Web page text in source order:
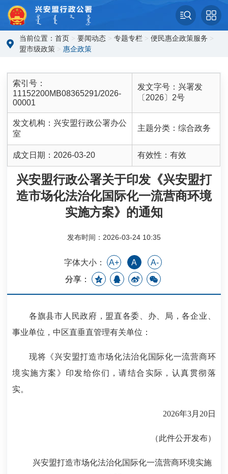
当前位置：首页 >要闻动态 >专题专栏 >便民惠企政策服务 >
盟市级政策 >惠企政策
索引号：
11152200MB08365291/2026-
00001
发文字号： 兴署发
〔2026〕2号
发文机构： 兴安盟行政公署办公
室
主题分类：综合政务
成文日期： 2026-03-20 有效性：有效
兴安盟行政公署关于印发《兴安盟打
造市场化法治化国际化一流营商环境
实施方案》的通知
发布时间：2026-03-24 10:35
字体大小： A+ A A-
分享：
各旗县市人民政府，盟直各委、办、局，各企业、
事业单位，中区直垂直管理有关单位：
现将《兴安盟打造市场化法治化国际化一流营商环
境实施方案》印发给你们，请结合实际，认真贯彻落
实。
2026年3月20日
（此件公开发布）
兴安盟打造市场化法治化国际化一流营商环境实施